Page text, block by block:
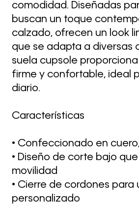
comodidad. Diseñadas
buscan un toque
calzado, ofrecen un look
que se adapta a diversas
suela cupsole
firme y confortable, ideal
diario.
Características
• Confeccionado en
• Diseño de corte bajo
movilidad
• Cierre de cordones para
personalizado